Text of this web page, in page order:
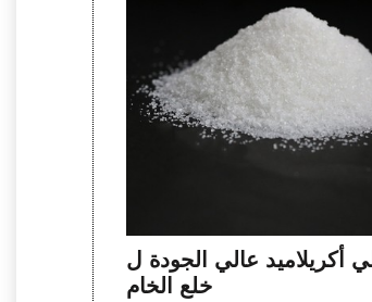
أكريلاميد عالي الجودة ل
خلع الخام